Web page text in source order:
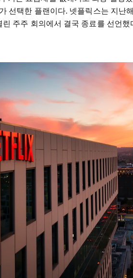
선택한 플랜이다. 넷플릭스는 지난
주주 회의에서 결국 종료를 선언했